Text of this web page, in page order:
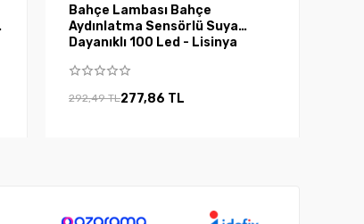
Bahçe Lambası Bahçe
Aydınlatma Sensörlü Suya
Dayanıklı 100 Led - Lisinya
292,49 TL277,86 TL